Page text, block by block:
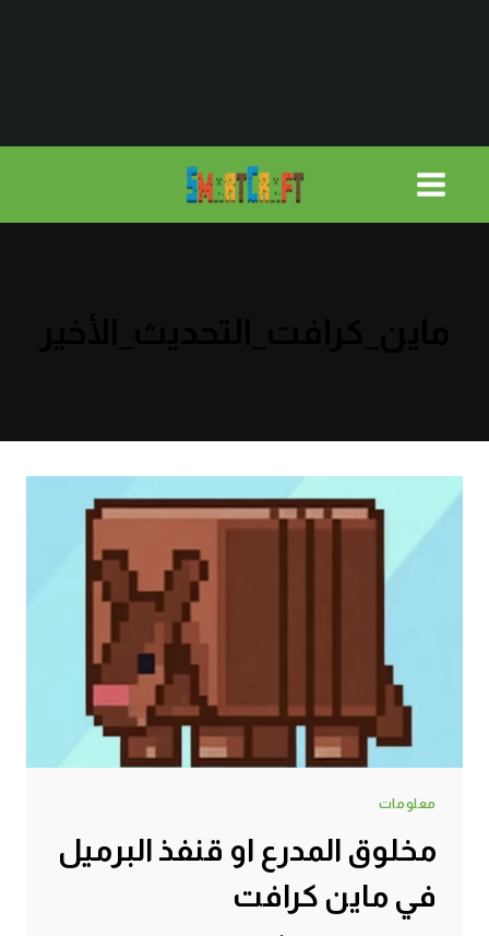
معلومات
مخلوق المدرع او قنفذ البرميل
في ماين كرافت